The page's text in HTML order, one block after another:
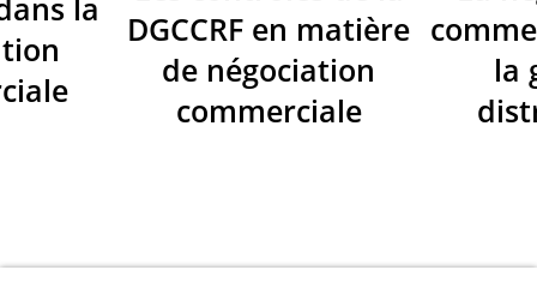
DGCCRF en matière
de négociation
commerciale
la